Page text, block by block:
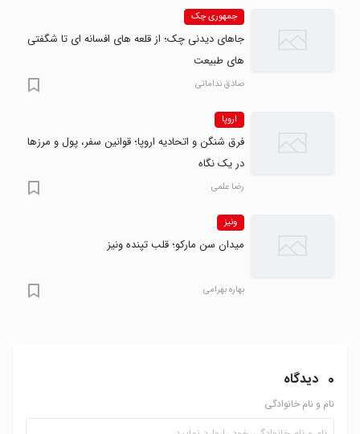
جمهوری چک
جاهای دیدنی چک؛ از قلعه های افسانه ای تا شگفتی
های طبیعت
صادق نداماتی
اروپا
فرق شنگن و اتحادیه اروپا؛ قوانین سفر، پول و مرزها
در یک نگاه
رضا علمی
ونیز
میدان سن مارکو؛ قلب تپنده ونیز
بهاره بهرامی
0 دیدگاه
نام و نام خانوادگی